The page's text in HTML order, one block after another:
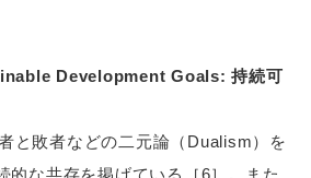
Development Goals: 持続可
と敗者などの二元論（Dualism）を